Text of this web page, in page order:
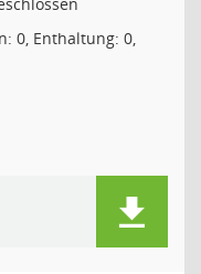
0, Enthaltung: 0,